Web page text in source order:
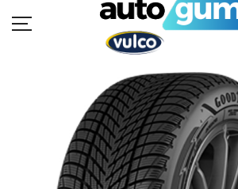
AUTO GUME
BUKVAR GUMA